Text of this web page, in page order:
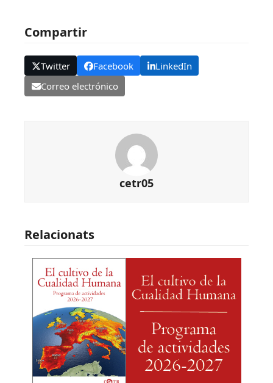
Compartir
Twitter Facebook
LinkedIn
Correo electrónico
cetr05
Relacionats